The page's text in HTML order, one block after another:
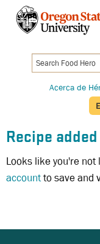
Pasar
principal
Acerca de
Recipe added
Looks like you're not
accountto save and